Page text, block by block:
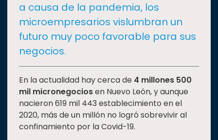
SUSTENTABILIDAD
TEMAS
Oferta
educativa
Estudiantes
Rectoría
a causa de la pandemia, los
microempresarios vislumbran un
futuro muy poco favorable para sus
negocios.
En la actualidad hay cerca de 4 millones 500
mil micronegociosen Nuevo León, y aunque
nacieron 619 mil 443 establecimiento en el
2020, más de un millón no logró sobrevivir al
confinamiento por la Covid-19.